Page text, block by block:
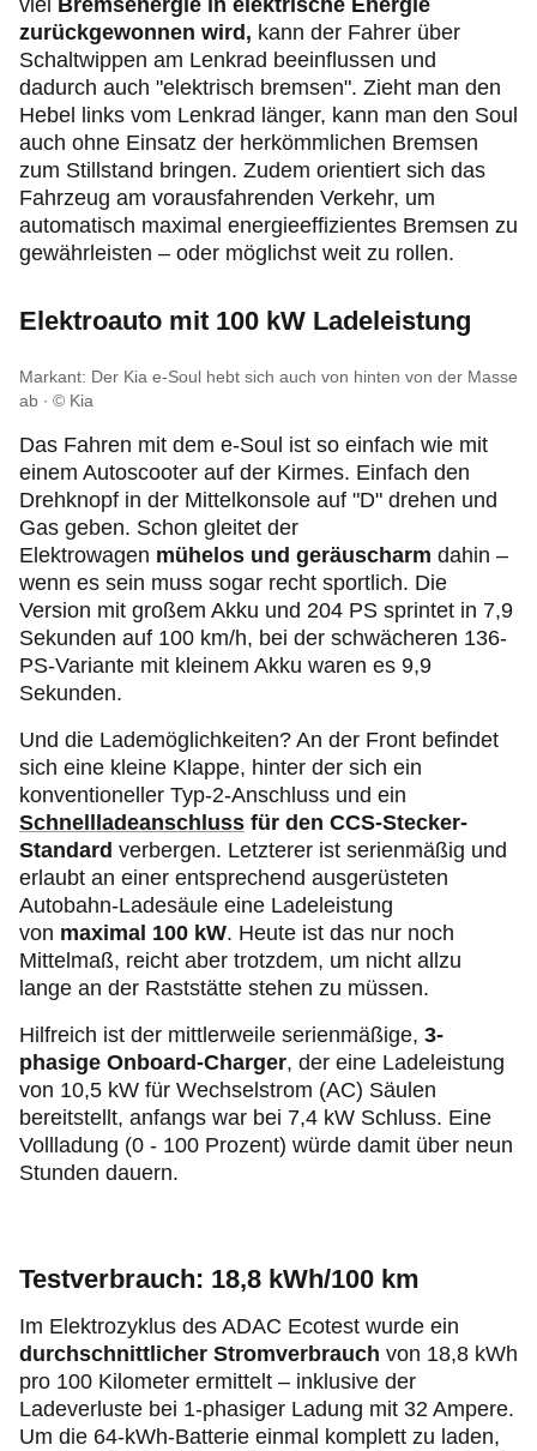
viel Bremsenergie in elektrische Energie
zurückgewonnen wird, kann der Fahrer über
Schaltwippen am Lenkrad beeinflussen und
dadurch auch "elektrisch bremsen". Zieht man den
Hebel links vom Lenkrad länger, kann man den Soul
auch ohne Einsatz der herkömmlichen Bremsen
zum Stillstand bringen. Zudem orientiert sich das
Fahrzeug am vorausfahrenden Verkehr, um
automatisch maximal energieeffizientes Bremsen zu
gewährleisten – oder möglichst weit zu rollen.
Elektroauto mit 100 kW Ladeleistung
Markant: Der Kia e-Soul hebt sich auch von hinten von der Masse
ab
© Kia
Das Fahren mit dem e-Soul ist so einfach wie mit
einem Autoscooter auf der Kirmes. Einfach den
Drehknopf in der Mittelkonsole auf "D" drehen und
Gas geben. Schon gleitet der
Elektrowagen mühelos und geräuscharm dahin –
wenn es sein muss sogar recht sportlich. Die
Version mit großem Akku und 204 PS sprintet in 7,9
Sekunden auf 100 km/h, bei der schwächeren 136-
PS-Variante mit kleinem Akku waren es 9,9
Sekunden.
Und die Lademöglichkeiten? An der Front befindet
sich eine kleine Klappe, hinter der sich ein
konventioneller Typ-2-Anschluss und ein
Schnellladeanschluss für den CCS-Stecker-
Standard verbergen. Letzterer ist serienmäßig und
erlaubt an einer entsprechend ausgerüsteten
Autobahn-Ladesäule eine Ladeleistung
von maximal 100 kW. Heute ist das nur noch
Mittelmaß, reicht aber trotzdem, um nicht allzu
lange an der Raststätte stehen zu müssen.
Hilfreich ist der mittlerweile serienmäßige, 3-
phasige Onboard-Charger, der eine Ladeleistung
von 10,5 kW für Wechselstrom (AC) Säulen
bereitstellt, anfangs war bei 7,4 kW Schluss. Eine
Vollladung (0 - 100 Prozent) würde damit über neun
Stunden dauern.
Testverbrauch: 18,8 kWh/100 km
Im Elektrozyklus des ADAC Ecotest wurde ein
durchschnittlicher Stromverbrauch von 18,8 kWh
pro 100 Kilometer ermittelt – inklusive der
Ladeverluste bei 1-phasiger Ladung mit 32 Ampere.
Um die 64-kWh-Batterie einmal komplett zu laden,